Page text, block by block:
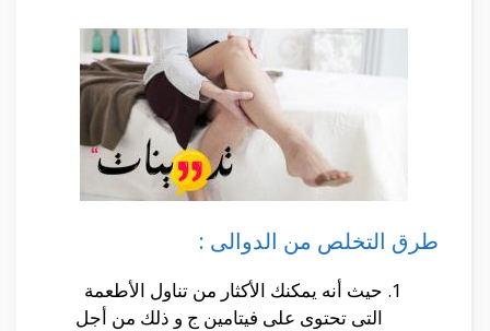
طرق التخلص من الدوالى :
حيث أنه يمكنك الأكثار من تناول الأطعمة
التى تحتوى على فيتامين ج و ذلك من أجل